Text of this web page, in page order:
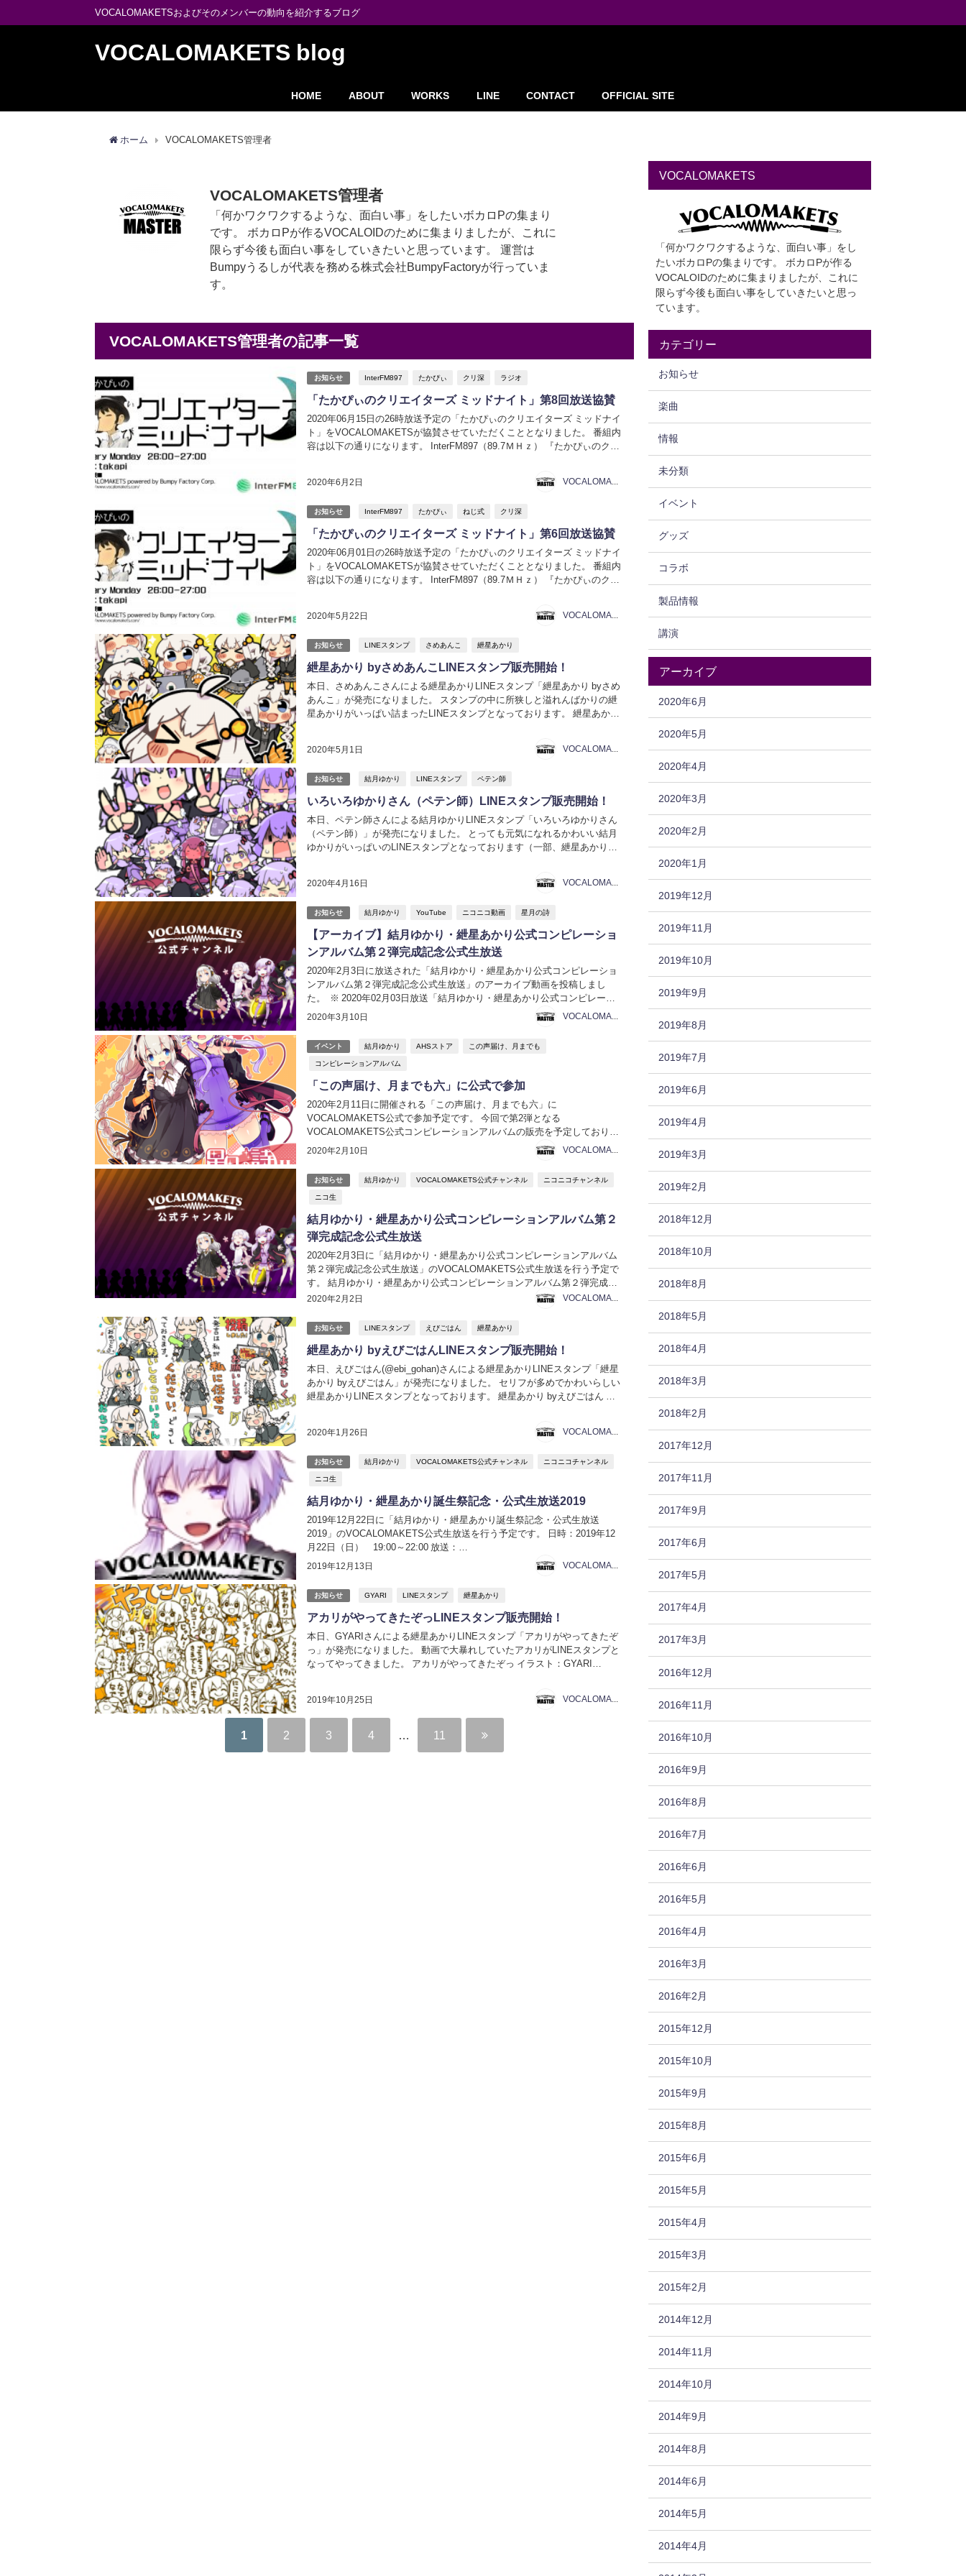
VOCALOMAKETSおよびそのメンバーの動向を紹介するブログ
VOCALOMAKETS blog
HOME ABOUT WORKS LINE CONTACT OFFICIAL SITE
ホーム VOCALOMAKETS管理者
VOCALOMAKETS管理者
「何かワクワクするような、面白い事」をしたいボカロPの集まり
です。 ボカロPが作るVOCALOIDのために集まりましたが、これに
限らず今後も面白い事をしていきたいと思っています。 運営は
Bumpyうるしが代表を務める株式会社BumpyFactoryが行っていま
す。
VOCALOMAKETS管理者の記事一覧
お知らせ InterFM897 たかぴぃ クリ深 ラジオ
「たかぴぃのクリエイターズ ミッドナイト」第8回放送協賛
2020年6月2日
2020年06月15日の26時放送予定の「たかぴぃのクリエイターズ ミッドナイ
ト」をVOCALOMAKETSが協賛させていただくこととなりました。 番組内
容は以下の通りになります。 InterFM897（89.7ＭＨｚ） 『たかぴぃのクリ
お知らせ InterFM897 たかぴぃ ねじ式 クリ深
「たかぴぃのクリエイターズ ミッドナイト」第6回放送協賛
2020年5月22日
2020年06月01日の26時放送予定の「たかぴぃのクリエイターズ ミッドナイ
ト」をVOCALOMAKETSが協賛させていただくこととなりました。 番組内
容は以下の通りになります。 InterFM897（89.7ＭＨｚ） 『たかぴぃのクリ
お知らせ LINEスタンプ さめあんこ 紲星あかり
紲星あかり byさめあんこLINEスタンプ販売開始！
2020年5月1日
本日、さめあんこさんによる紲星あかりLINEスタンプ「紲星あかり byさめ
あんこ」が発売になりました。 スタンプの中に所狭しと溢れんばかりの紲
星あかりがいっぱい詰まったLINEスタンプとなっております。 紲星あかり
お知らせ 結月ゆかり LINEスタンプ ペテン師
いろいろゆかりさん（ペテン師）LINEスタンプ販売開始！
2020年4月16日
本日、ペテン師さんによる結月ゆかりLINEスタンプ「いろいろゆかりさん
（ペテン師）」が発売になりました。 とっても元気になれるかわいい結月
ゆかりがいっぱいのLINEスタンプとなっております（一部、紲星あかりも
お知らせ 結月ゆかり YouTube ニコニコ動画 星月の詩
【アーカイブ】結月ゆかり・紲星あかり公式コンピレーショ
ンアルバム第２弾完成記念公式生放送
2020年3月10日
2020年2月3日に放送された「結月ゆかり・紲星あかり公式コンピレーショ
ンアルバム第２弾完成記念公式生放送」のアーカイブ動画を投稿しまし
た。 ※ 2020年02月03日放送「結月ゆかり・紲星あかり公式コンピレーシ
ョンアルバム第２弾完成記念公式生放送」のアーカイブです。 日時：2020
イベント 結月ゆかり AHSストア この声届け、月までも
コンピレーションアルバム
「この声届け、月までも六」に公式で参加
2020年2月10日
2020年2月11日に開催される「この声届け、月までも六」に
VOCALOMAKETS公式で参加予定です。 今回で第2弾となる
VOCALOMAKETS公式コンピレーションアルバムの販売を予定しておりま
す。 星月の詩 II - ホシツキノウタ - 11名のボカロPが奏でる、 結月ゆかり・
お知らせ 結月ゆかり VOCALOMAKETS公式チャンネル ニコニコチャンネル
ニコ生
結月ゆかり・紲星あかり公式コンピレーションアルバム第２
弾完成記念公式生放送
2020年2月2日
2020年2月3日に「結月ゆかり・紲星あかり公式コンピレーションアルバム
第２弾完成記念公式生放送」のVOCALOMAKETS公式生放送を行う予定で
す。 結月ゆかり・紲星あかり公式コンピレーションアルバム第２弾完成記
念公式生放送【結月ゆかり・紲星あかり】 日時：2020年2月3日（月）
お知らせ LINEスタンプ えびごはん 紲星あかり
紲星あかり byえびごはんLINEスタンプ販売開始！
2020年1月26日
本日、えびごはん(@ebi_gohan)さんによる紲星あかりLINEスタンプ「紲星
あかり byえびごはん」が発売になりました。 セリフが多めでかわいらしい
紲星あかりLINEスタンプとなっております。 紲星あかり byえびごはん イ
お知らせ 結月ゆかり VOCALOMAKETS公式チャンネル ニコニコチャンネル
ニコ生
結月ゆかり・紲星あかり誕生祭記念・公式生放送2019
2019年12月13日
2019年12月22日に「結月ゆかり・紲星あかり誕生祭記念・公式生放送
2019」のVOCALOMAKETS公式生放送を行う予定です。 日時：2019年12
月22日（日） 19:00～22:00 放送：
https://live2.nicovideo.jp/watch/lv323349386 ハッシュタグ：#vocalom...
お知らせ GYARI LINEスタンプ 紲星あかり
アカリがやってきたぞっLINEスタンプ販売開始！
2019年10月25日
本日、GYARIさんによる紲星あかりLINEスタンプ「アカリがやってきたぞ
っ」が発売になりました。 動画で大暴れしていたアカリがLINEスタンプと
なってやってきました。 アカリがやってきたぞっ イラスト：GYARI
1 2 3 4 11
VOCALOMAKETS
「何かワクワクするような、面白い事」をし
たいボカロPの集まりです。 ボカロPが作る
VOCALOIDのために集まりましたが、これに
限らず今後も面白い事をしていきたいと思っ
ています。
カテゴリー
お知らせ
楽曲
情報
未分類
イベント
グッズ
コラボ
製品情報
講演
アーカイブ
2020年6月
2020年5月
2020年4月
2020年3月
2020年2月
2020年1月
2019年12月
2019年11月
2019年10月
2019年9月
2019年8月
2019年7月
2019年6月
2019年4月
2019年3月
2019年2月
2018年12月
2018年10月
2018年8月
2018年5月
2018年4月
2018年3月
2018年2月
2017年12月
2017年11月
2017年9月
2017年6月
2017年5月
2017年4月
2017年3月
2016年12月
2016年11月
2016年10月
2016年9月
2016年8月
2016年7月
2016年6月
2016年5月
2016年4月
2016年3月
2016年2月
2015年12月
2015年10月
2015年9月
2015年8月
2015年6月
2015年5月
2015年4月
2015年3月
2015年2月
2014年12月
2014年11月
2014年10月
2014年9月
2014年8月
2014年6月
2014年5月
2014年4月